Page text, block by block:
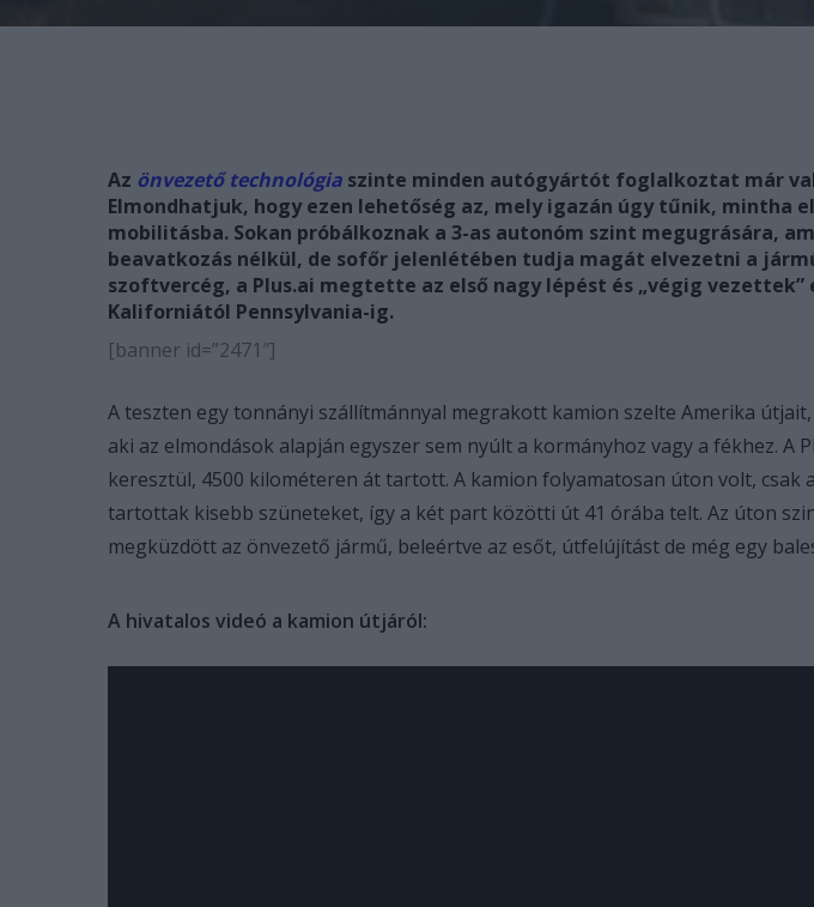
Az önvezető technológia szinte minden autógyártót foglalkoztat már
Elmondhatjuk, hogy ezen lehetőség az, mely igazán úgy tűnik, mintha
mobilitásba. Sokan próbálkoznak a 3-as autonóm szint megugrására,
beavatkozás nélkül, de sofőr jelenlétében tudja magát elvezetni a
szoftvercég, a Plus.ai megtette az első nagy lépést és „végig
Kaliforniától Pennsylvania-ig.
[banner id=”2471″]
A teszten egy tonnányi szállítmánnyal megrakott kamion szelte Amerika
aki az elmondások alapján egyszer sem nyúlt a kormányhoz vagy a fékhez. A
keresztül, 4500 kilométeren át tartott. A kamion folyamatosan úton volt, csak
tartottak kisebb szüneteket, így a két part közötti út 41 órába telt. Az úton
megküzdött az önvezető jármű, beleértve az esőt, útfelújítást de még egy
A hivatalos videó a kamion útjáról: